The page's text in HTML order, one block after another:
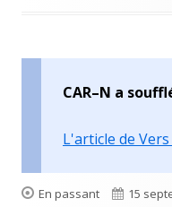
CAR–N a
L'article de
Format
En passant
Publié
15